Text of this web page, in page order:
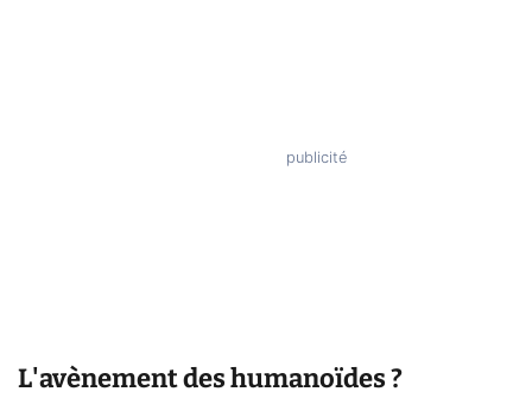
L'avènement des humanoïdes ?